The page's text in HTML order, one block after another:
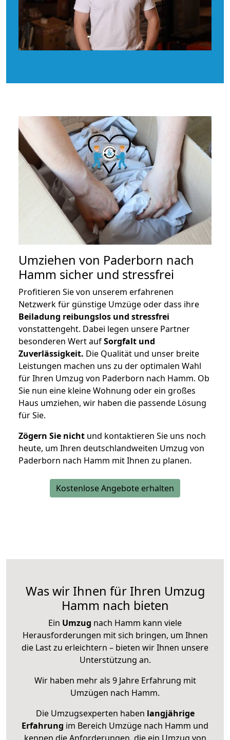
Umziehen von Paderborn nach
Hamm sicher und stressfrei
Profitieren Sie von unserem erfahrenen
Netzwerk für günstige Umzüge oder dass ihre
Beiladung reibungslos und stressfrei
vonstattengeht. Dabei legen unsere Partner
besonderen Wert aufSorgfalt und
Zuverlässigkeit. Die Qualität und unser breite
Leistungen machen uns zu der optimalen Wahl
für Ihren Umzug von Paderborn nach Hamm. Ob
Sie nun eine kleine Wohnung oder ein großes
Haus umziehen, wir haben die passende Lösung
für Sie.
Zögern Sie nicht und kontaktieren Sie uns noch
heute, um Ihren deutschlandweiten Umzug von
Paderborn nach Hamm mit Ihnen zu planen.
Kostenlose Angebote erhalten
Was wir Ihnen für Ihren Umzug
Hamm nach bieten
Ein Umzug nach Hamm kann viele
Herausforderungen mit sich bringen, um Ihnen
die Last zu erleichtern – bieten wir Ihnen unsere
Unterstützung an.
Wir haben mehr als 9 Jahre Erfahrung mit
Umzügen nach Hamm.
Die Umzugsexperten haben langjährige
Erfahrung im Bereich Umzüge nach Hamm und